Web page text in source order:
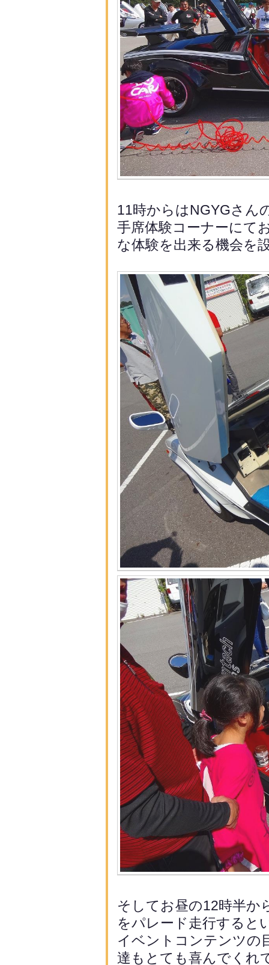
11時からはNGYGさん
手席体験コーナーにて
な体験を出来る機会を
そしてお昼の12時半か
をパレー ド走行すると
イベントコンテンツの
達もとても喜んでく れ